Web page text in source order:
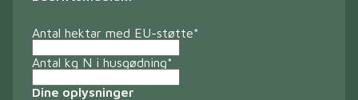
Antal hektar med EU-støtte*
Antal kg N i husgødning*
Dine oplysninger